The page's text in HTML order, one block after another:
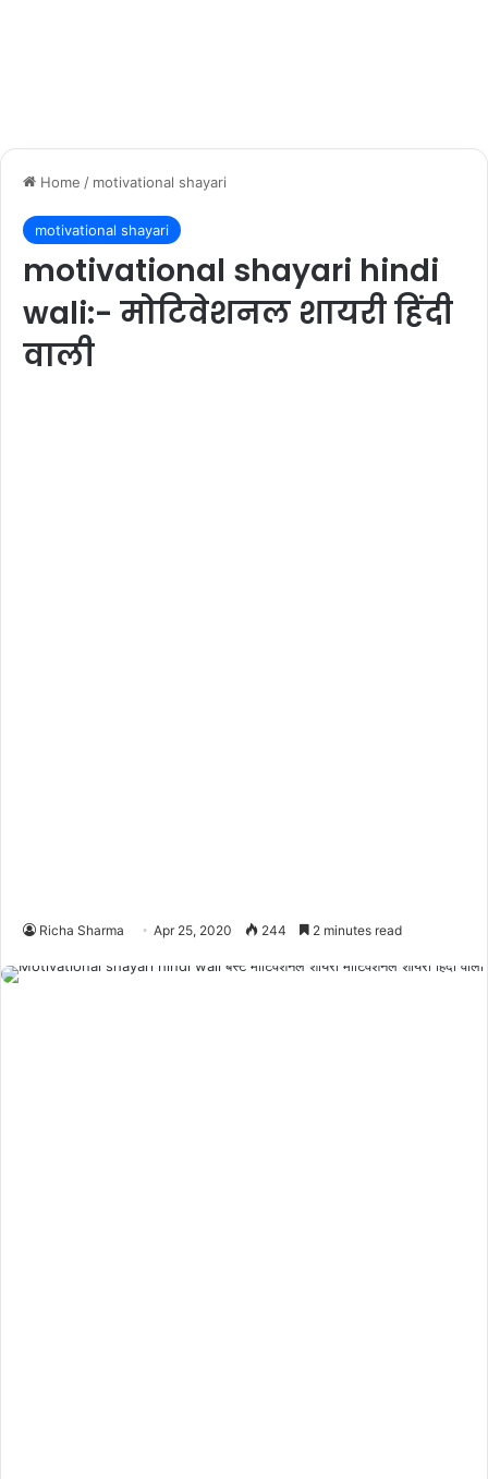
Home / motivational shayari
motivational shayari
motivational shayari hindi
wali:- मोटिवेशनल शायरी हिंदी
वाली
Richa Sharma Apr 25, 2020 244 2 minutes read